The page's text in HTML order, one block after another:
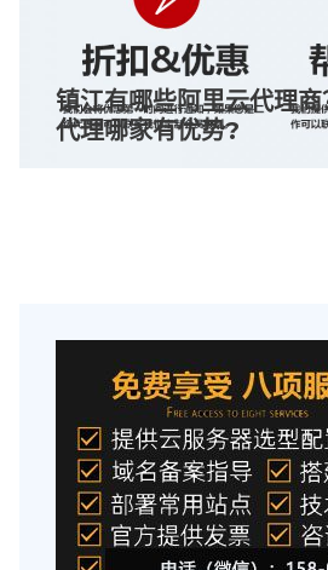
镇江有哪些阿里云代理
代理哪家有优势?